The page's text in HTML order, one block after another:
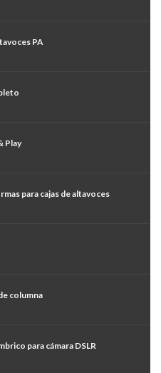
PA
Play
para cajas de altavoces
columna
para cámara DSLR